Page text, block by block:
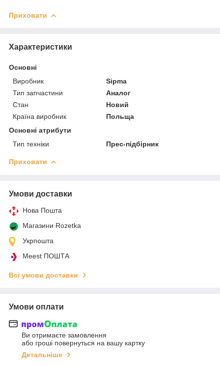
Приховати
Характеристики
Основні
Виробник
Sipma
Тип запчастини
Аналог
Стан
Новий
Країна виробник
Польща
Основні атрибути
Тип техніки
Прес-підбірник
Приховати
Умови доставки
Нова Пошта
Магазини Rozetka
Укрпошта
Meest ПОШТА
Всі умови доставки
Умови оплати
Ви отримаєте замовлення
або гроші повернуться на вашу картку
Детальніше